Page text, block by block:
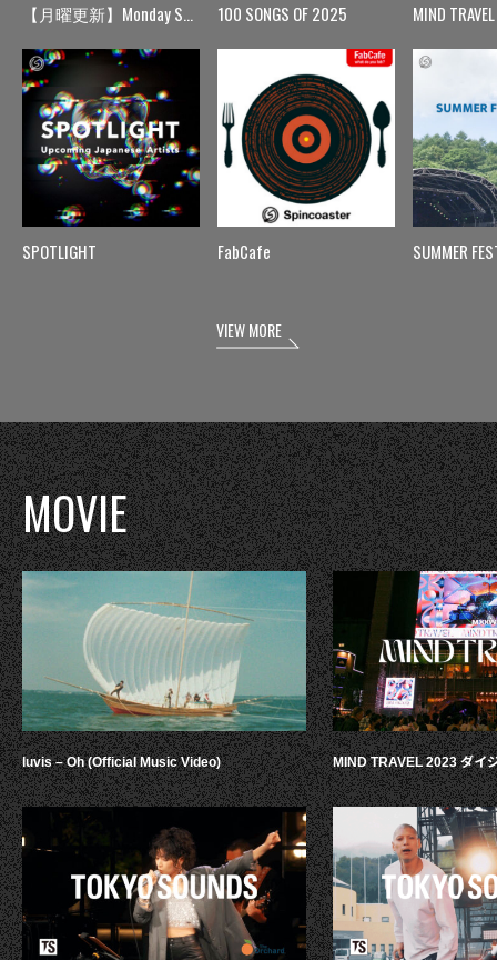
【月曜更新】Monday Spin
SPOTLIGHT
100 SONGS OF 2025
FabCafe
MIND TRAVEL
SUMMER
VIEW MORE
MOVIE
luvis – Oh (Official Music Video) MIND TRAVEL 2023 ダイ